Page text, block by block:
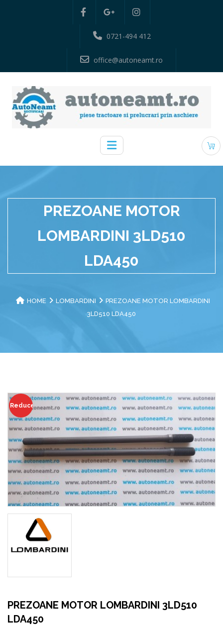
0721-494 412
office@autoneamt.ro
PREZOANE MOTOR
LOMBARDINI 3LD510
LDA450
HOME LOMBARDINI
PREZOANE MOTOR LOMBARDINI
3LD510 LDA450
Reduceri!
PREZOANE MOTOR LOMBARDINI 3LD510
LDA450